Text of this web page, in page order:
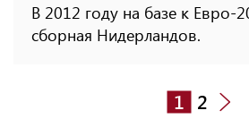
В 2012 году на базе к Евро-
сборная Нидерландов.
1 2